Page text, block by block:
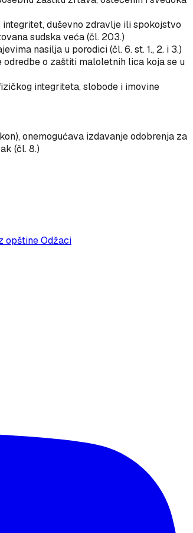
integritet, duševno zdravlje ili spokojstvo
sudska veća (čl. 203.)
nasilja u porodici (čl. 6. st. 1., 2. i 3.)
odredbe o zaštiti maloletnih lica koja se u
integriteta, slobode i imovine
onemogućava izdavanje odobrenja za
(čl. 8.)
opštine Odžaci